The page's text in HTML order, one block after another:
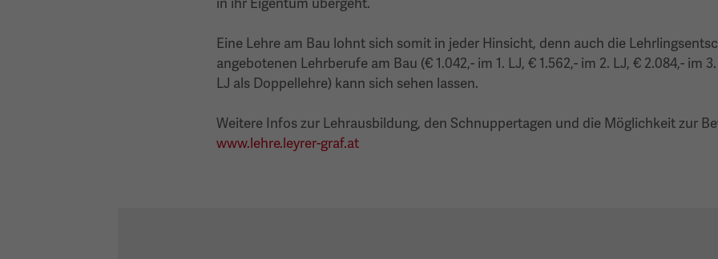
Eine Lehre am Bau lohnt sich somit in jeder Hinsicht, denn auch die
angebotenen Lehrberufe am Bau (€ 1.042,- im 1. LJ, € 1.562,-­ im 2. LJ, € 2.084,-­ im
LJ als Doppellehre) kann sich sehen lassen.
Weitere Infos zur Lehrausbildung, den Schnuppertagen und die Möglichkeit zur
www.lehre.leyrer-graf.at